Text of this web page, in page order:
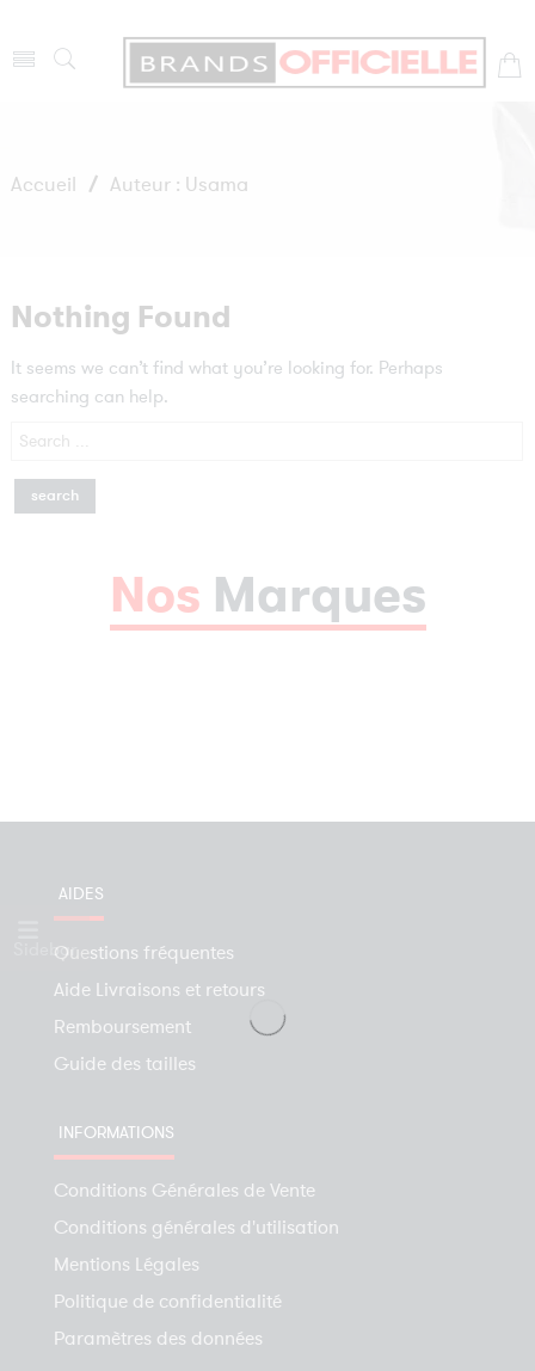
Accueil / Auteur : Usama
Sidebar
Nothing Found
It seems we can’t find what you’re looking for. Perhaps
searching can help.
Search
here
Nos Marques
AIDES
Questions fréquentes
Aide Livraisons et retours
Remboursement
Guide des tailles
INFORMATIONS
Conditions Générales de Vente
Conditions générales d'utilisation
Mentions Légales
Politique de confidentialité
Paramètres des données